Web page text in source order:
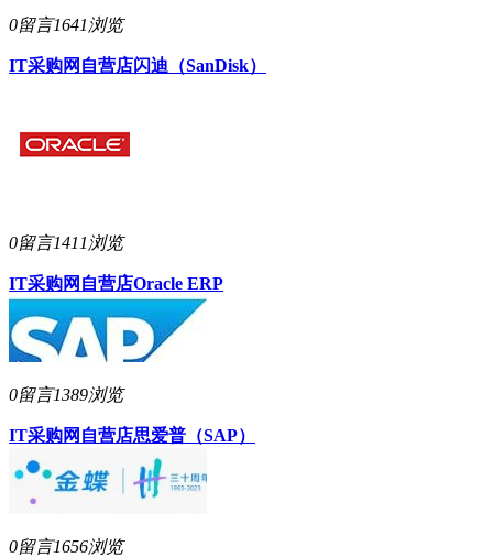
0留言1641浏览
IT采购网自营店闪迪（SanDisk）
0留言1411浏览
IT采购网自营店Oracle ERP
0留言1389浏览
IT采购网自营店思爱普（SAP）
0留言1656浏览